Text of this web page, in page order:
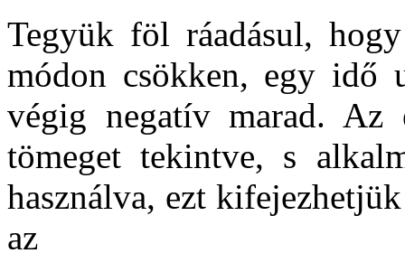
Tegyük föl ráadásul,
módon csökken, egy idő
végig negatív marad. Az
tömeget tekintve, s
használva, ezt
az